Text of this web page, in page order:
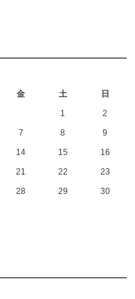
金 土
日
1
2
7 8
9
14 15
16
21 22
23
28 29
30